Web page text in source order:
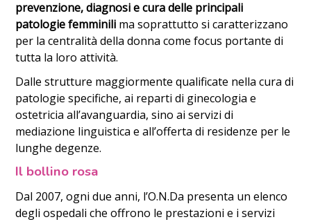
prevenzione, diagnosi e cura delle principali
patologie femminili ma soprattutto si caratterizzano
per la centralità della donna come focus portante di
tutta la loro attività.
Dalle strutture maggiormente qualificate nella cura di
patologie specifiche, ai reparti di ginecologia e
ostetricia all’avanguardia, sino ai servizi di
mediazione linguistica e all’offerta di residenze per le
lunghe degenze.
Il bollino rosa
Dal 2007, ogni due anni, l’O.N.Da presenta un elenco
degli ospedali che offrono le prestazioni e i servizi